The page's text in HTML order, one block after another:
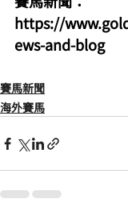
https://
ews-and-blog
賽馬新聞
海外賽馬